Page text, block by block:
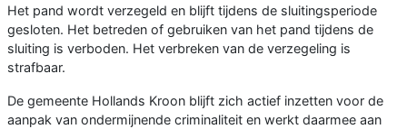
Het pand wordt verzegeld en blijft tijdens de sluitingsperiode
gesloten. Het betreden of gebruiken van het pand tijdens de
sluiting is verboden. Het verbreken van de verzegeling is
strafbaar.
De gemeente Hollands Kroon blijft zich actief inzetten voor de
aanpak van ondermijnende criminaliteit en werkt daarmee aan